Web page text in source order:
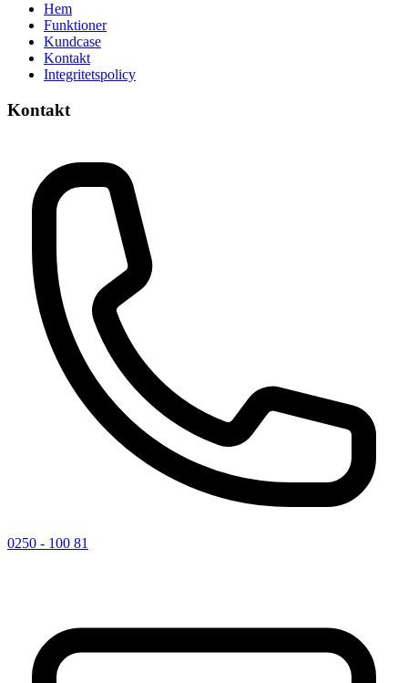
Hem
Funktioner
Kundcase
Kontakt
Integritetspolicy
Kontakt
0250 - 100 81